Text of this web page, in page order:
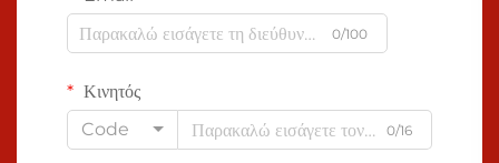
0/100
Κινητός
Code
0/16